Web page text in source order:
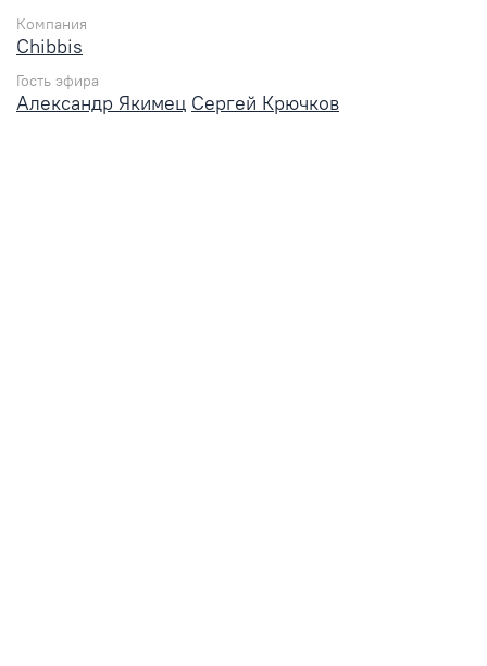
Компания
Chibbis
Гость эфира
Александр Якимец Сергей Крючков